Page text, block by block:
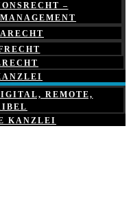
–
REMOTE,
KANZLEI